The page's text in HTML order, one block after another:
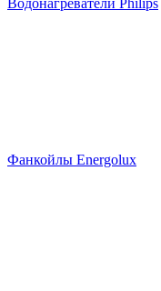
Водонагреватели Philips
Фанкойлы Energolux